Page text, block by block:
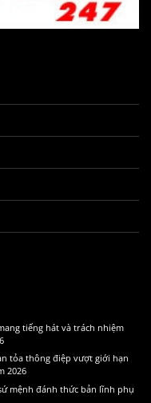
tiếng hát và trách nhiệm
tỏa thông điệp vượt giới hạn
2026
mệnh đánh thức bản lĩnh phụ